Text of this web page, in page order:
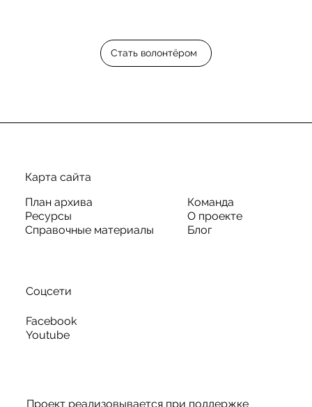
Стать волонтёром
Карта сайта
План архива
Ресурсы
Справочные материалы
Команда
О проекте
Блог
Проект реализовывается при поддержке
Соцсети
Facebook
Youtube